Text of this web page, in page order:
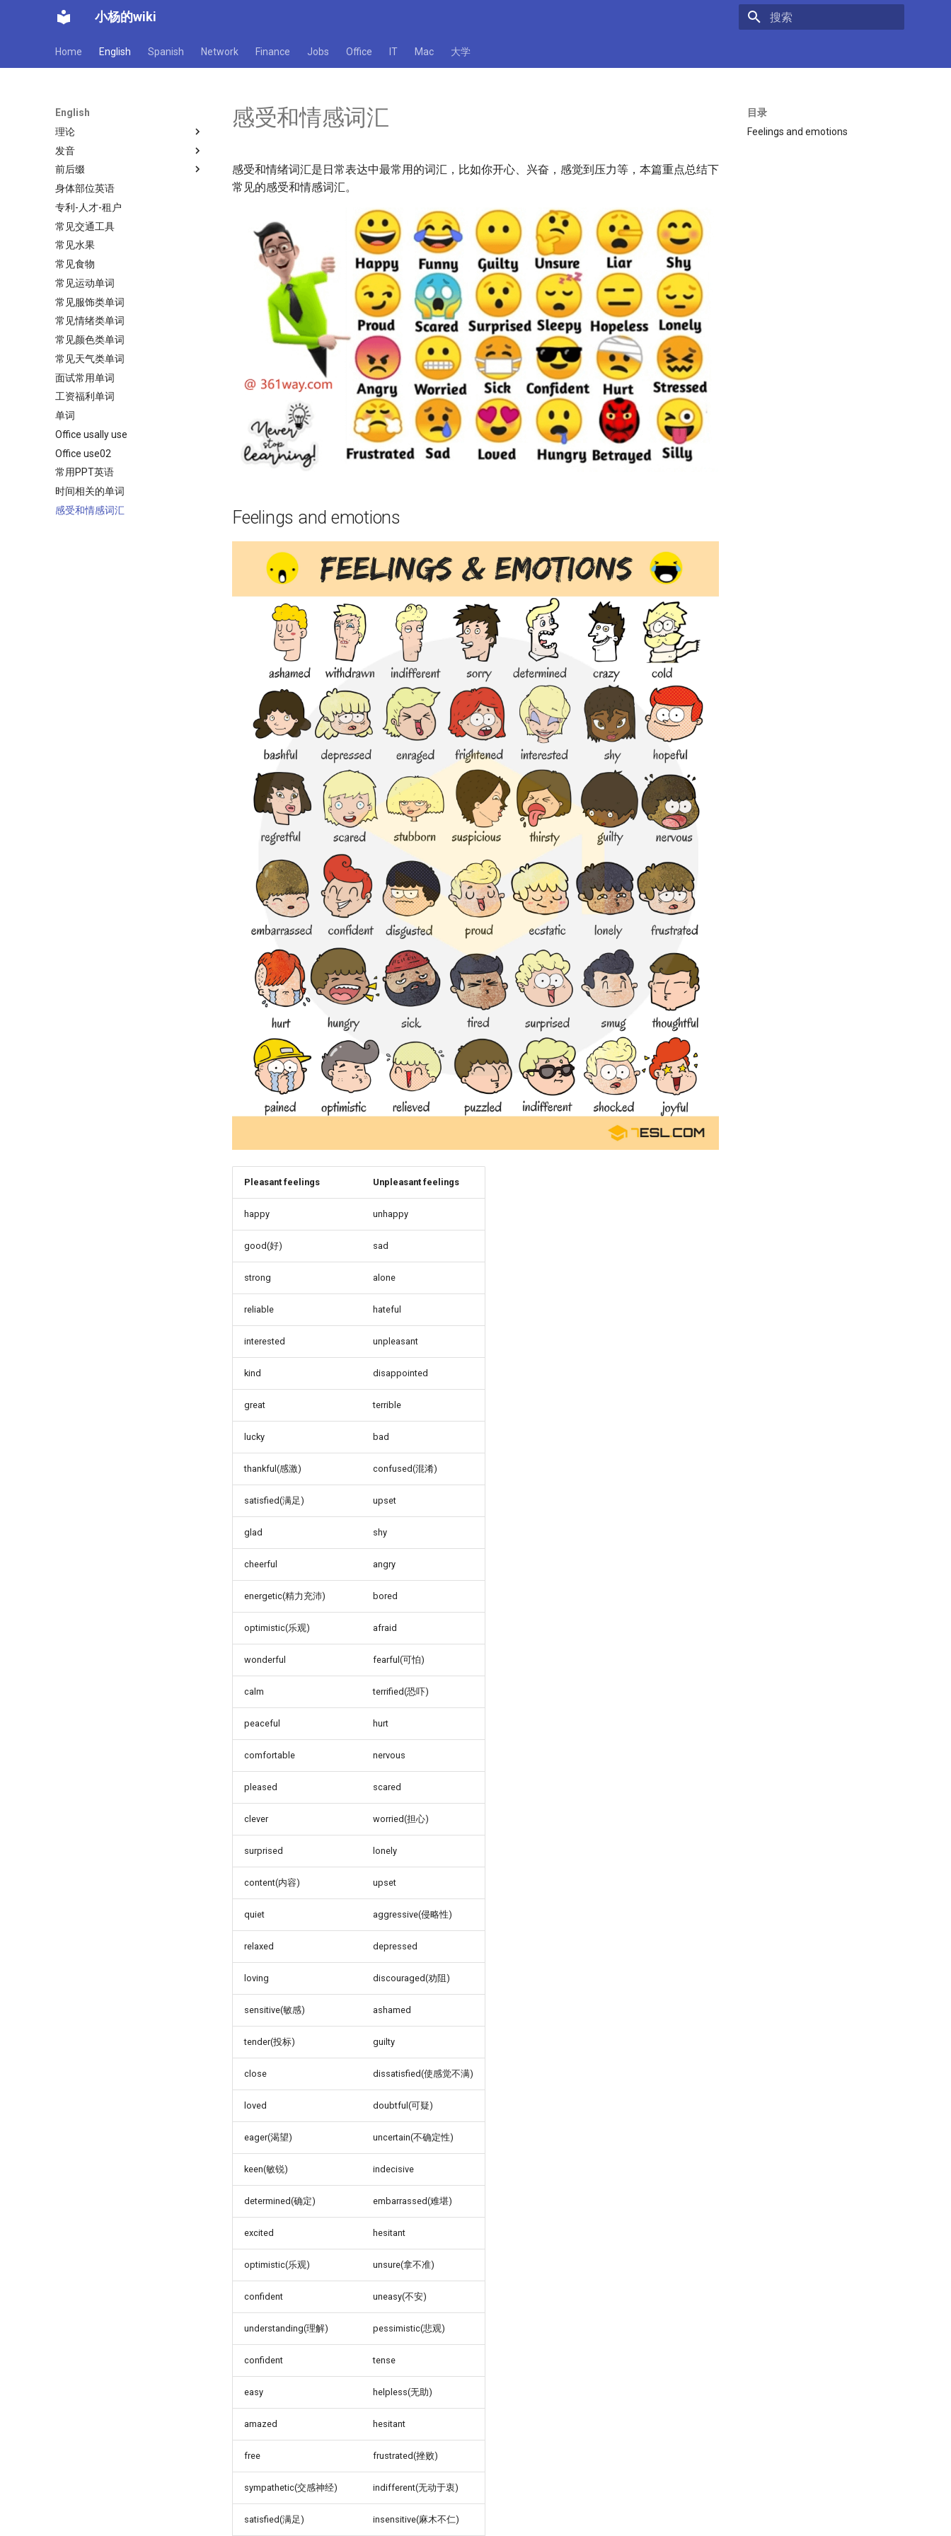
小杨的wiki
Home English Spanish Network Finance Jobs Office IT Mac 大学
English
理论
如何学好一门语言
英语中的常见单词分类
格林法则和维尔纳定律
金鱼拉丁字母理论
英语中的词序结构
人称代词和时态变化
介词的使用
发音
字母a的发音
字母b的发音
字母C的发音
字母d的发音
字母e的发音
字母f的发音
字母g的发音
字母H的发音
字母i的发音
字母j的发音
字母k的发音
字母L的发音
字母U的发音
前后缀
英语中的前缀、后缀、词根
col前缀英文单词
首要-王子与原则
后缀ence相关的单词
ess、on结尾的单词解析
ist、ism结尾的单词解析
ium后缀的单词
ous结尾的单词解析
身体部位英语
专利-人才-租户
常见交通工具
常见水果
常见食物
常见运动单词
常见服饰类单词
常见情绪类单词
常见颜色类单词
常见天气类单词
面试常用单词
工资福利单词
单词
Office usally use
Office use02
常用PPT英语
时间相关的单词
感受和情感词汇
目录
Feelings and emotions
感受和情感词汇
感受和情绪词汇是日常表达中最常用的词汇，比如你开心、兴奋，感觉到压力等，本篇重点总结下
常见的感受和情感词汇。
Feelings and emotions
Pleasant feelings Unpleasant feelings
happy unhappy
good(好) sad
strong alone
reliable hateful
interested unpleasant
kind disappointed
great terrible
lucky bad
thankful(感激) confused(混淆)
satisfied(满足) upset
glad shy
cheerful angry
energetic(精力充沛) bored
optimistic(乐观) afraid
wonderful fearful(可怕)
calm terrified(恐吓)
peaceful hurt
comfortable nervous
pleased scared
clever worried(担心)
surprised lonely
content(内容) upset
quiet aggressive(侵略性)
relaxed depressed
loving discouraged(劝阻)
sensitive(敏感) ashamed
tender(投标) guilty
close dissatisfied(使感觉不满)
loved doubtful(可疑)
eager(渴望) uncertain(不确定性)
keen(敏锐) indecisive
determined(确定) embarrassed(难堪)
excited hesitant
optimistic(乐观) unsure(拿不准)
confident uneasy(不安)
understanding(理解) pessimistic(悲观)
confident tense
easy helpless(无助)
amazed hesitant
free frustrated(挫败)
sympathetic(交感神经) indifferent(无动于衷)
satisfied(满足) insensitive(麻木不仁)